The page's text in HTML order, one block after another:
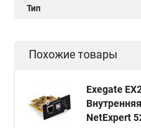
Тип
Похожие товары
Exegate
NetExpert